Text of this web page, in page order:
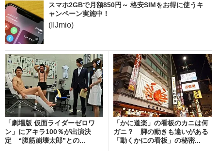
スマホ2GBで月額850円～ 格安SIMをお得に使うキ
ャンペーン実施中！
(IIJmio)
「劇場版 仮面ライダーゼロワ
ン」にアキラ100％が出演決
定 “腹筋崩壊太郎”との...
「かに道楽」の看板のカニは何
ガニ？ 脚の動きも違いがある
「動くかにの看板」の秘密...